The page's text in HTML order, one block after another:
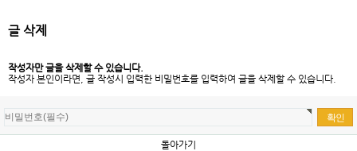
글 삭제
작성자만 글을 삭제할 수 있습니다.
작성자 본인이라면, 글 작성시 입력한 비밀번호를 입력하여 글을 삭제할 수 있습니다.
돌아가기